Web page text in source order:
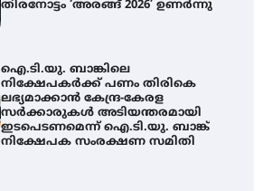
തിരനോട്ടം ‘അരങ്ങ് 2026’ ഉണർന്നു
ഐ.ടി.യു. ബാങ്കിലെ
നിക്ഷേപകർക്ക് പണം തിരികെ
ലഭ്യമാക്കാൻ കേന്ദ്ര-കേരള
സർക്കാരുകൾ അടിയന്തരമായി
ഇടപെടണമെന്ന് ഐ.ടി.യു. ബാങ്ക്
നിക്ഷേപക സംരക്ഷണ സമിതി